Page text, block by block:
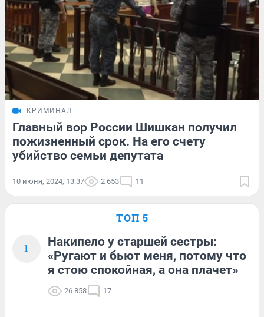
КРИМИНАЛ
Главный вор России Шишкан получил
пожизненный срок. На его счету
убийство семьи депутата
10 июня, 2024, 13:37 2 653 11
ТОП 5
1
Накипело у старшей сестры:
«Ругают и бьют меня, потому что
я стою спокойная, а она плачет»
26 858 17